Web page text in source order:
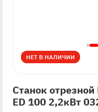
НЕТ В НАЛИЧИИ
НЕТ В НАЛИЧИИ
Станок
ED 100 2,2кВт